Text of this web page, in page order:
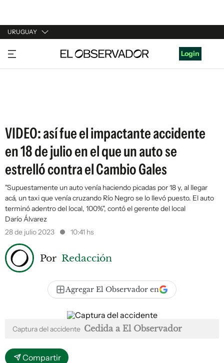
URUGUAY
URUGUAY
ARGENTINA
Login
VIDEO: así fue el impactante accidente
en 18 de julio en el que un auto se
estrelló contra el Cambio Gales
"Supuestamente un auto venía haciendo picadas por 18 y, al llegar
acá, un taxi que venía cruzando Río Negro se lo llevó puesto. El auto
terminó adentro del local, 100%", contó el gerente del local
Darío Álvarez
28 de julio 2023
10:41 hs
Por Redacción
Agregar El Observador en
Captura del accidente Cedida a El Observador
Compartir